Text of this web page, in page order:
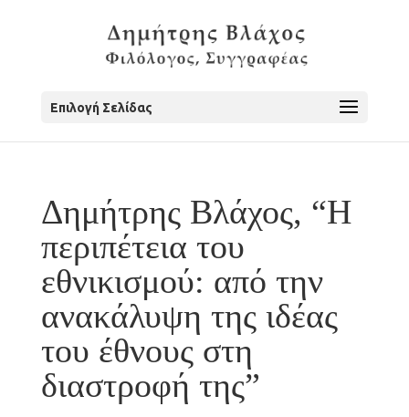
Επιλογή Σελίδας
Δημήτρης Βλάχος, “Η
περιπέτεια του
εθνικισμού: από την
ανακάλυψη της ιδέας
του έθνους στη
διαστροφή της”